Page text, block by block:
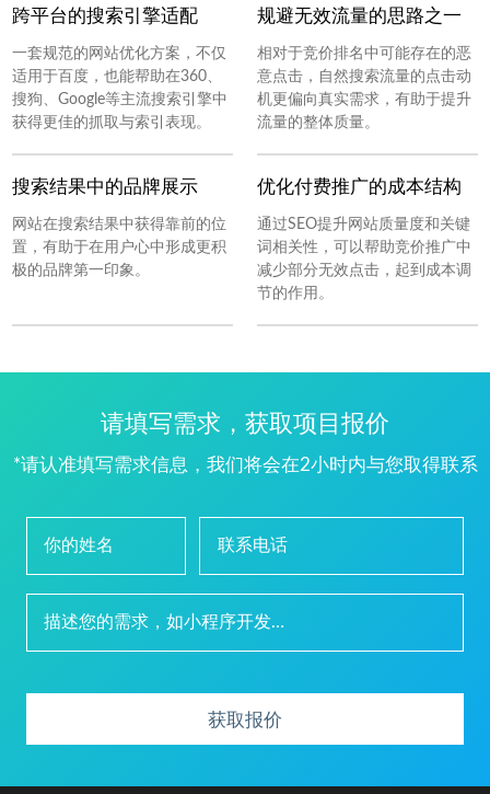
跨平台的搜索引擎适配
一套规范的网站优化方案，不仅
适用于百度，也能帮助在360、
搜狗、Google等主流搜索引擎中
获得更佳的抓取与索引表现。
规避无效流量的思路之一
相对于竞价排名中可能存在的恶
意点击，自然搜索流量的点击动
机更偏向真实需求，有助于提升
流量的整体质量。
搜索结果中的品牌展示
网站在搜索结果中获得靠前的位
置，有助于在用户心中形成更积
极的品牌第一印象。
优化付费推广的成本结构
通过SEO提升网站质量度和关键
词相关性，可以帮助竞价推广中
减少部分无效点击，起到成本调
节的作用。
请填写需求，获取项目报价
*请认准填写需求信息，我们将会在2小时内与您取得联系
获取报价